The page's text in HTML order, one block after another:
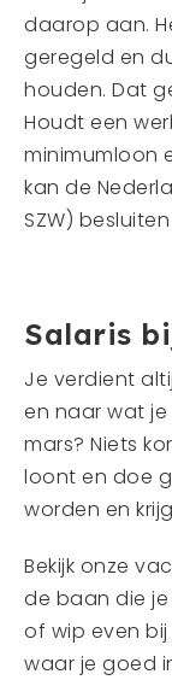
daarop aan.
geregeld en
houden. Dat
Houdt een
minimumloon
kan de
SZW)
Salaris
Je verdient
en naar wat je
mars? Niets
loont en doe
worden en
Bekijk onze
de baan die je
of wip even
waar je goed